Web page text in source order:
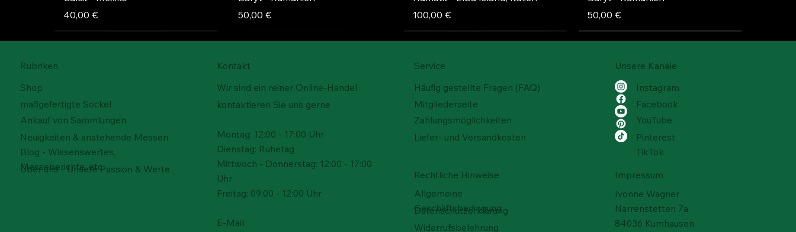
Preis
40,00 €
Preis
50,00 €
Preis
100,00 €
Preis
50,00 €
Preis
50,00 €
Schnellansicht
Adamit - Durango, Mexiko
Preis
200,00 €
Schnellansicht
Schwefel – Rucalmuto, Italien
80,00 €
Preis
100,00 €
Schnellansicht
Schwefel – Rucalmuto, Italien
Preis
100,00 €
Schnellansicht
Baryt – Rio Bacchera Quarry,
Nicht verfügbar
Schnellansicht
Schwefel – Rucalmuto, Italien
Nicht verfügbar
Schnellansicht
Turmalin - Paprok, Nuristan,
Afghanistan
Rubriken
Shop
maßgefertigte Sockel
Ankauf von Sammlungen
Neuigkeiten & anstehende Messen
Blog - Wissenswertes,
Messeberichte, etc.
Über uns - Unsere Passion & Werte
Wir sind ein reiner Online-Handel
kontaktieren Sie uns gerne
Montag: 12:00 - 17:00 Uhr
Dienstag: Ruhetag
Mittwoch - Donnerstag: 12:00 - 17:00
Uhr
Freitag: 09:00 - 12:00 Uhr
E-Mail:
Kontakt
Service
Häufig gestellte Fragen (FAQ)
Mitgliederseite
Zahlungsmöglichkeiten
Liefer- und Versandkosten
Rechtliche Hinweise
Allgemeine
Geschäftsbedingung
Datenschutzerklärung
Widerrufsbelehrung
Unsere Kanäle
Instagram
Facebook
YouTube
Pinterest
TikTok
Impressum
Ivonne Wagner
Narrenstetten 7a
84036 Kumhausen